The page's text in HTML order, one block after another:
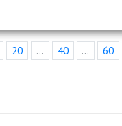
20 ... 40 ... 60